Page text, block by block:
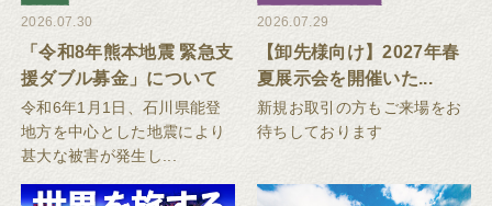
2026.07.30
「令和8年熊本地震 緊急支
援ダブル募金」について
令和6年1月1日、石川県能登
地方を中心とした地震により
甚大な被害が発生し...
2026.07.29
【卸先様向け】2027年春
夏展示会を開催いた...
新規お取引の方もご来場をお
待ちしております